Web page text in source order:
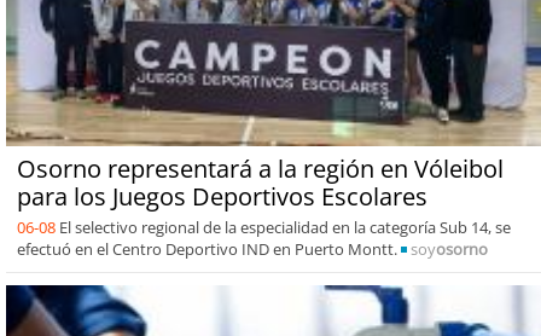
Osorno representará a la región en Vóleibol
para los Juegos Deportivos Escolares
06-08 El selectivo regional de la especialidad en la categoría Sub 14, se
efectuó en el Centro Deportivo IND en Puerto Montt.
soyosorno